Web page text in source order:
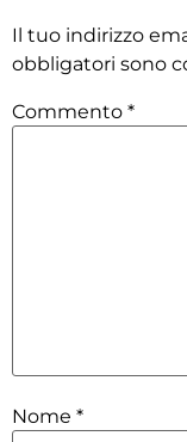
Il tuo indirizzo
obbligatori sono
Commento *
Nome *